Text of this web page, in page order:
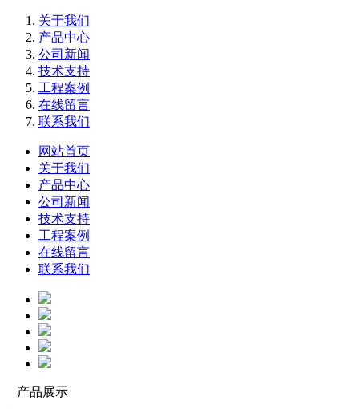
关于我们
产品中心
公司新闻
技术支持
工程案例
在线留言
联系我们
网站首页
关于我们
产品中心
公司新闻
技术支持
工程案例
在线留言
联系我们
产品展示